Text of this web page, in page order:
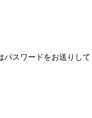
スワードをお送りし